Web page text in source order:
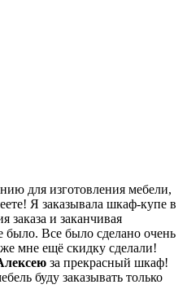
для изготовления мебели,
Я заказывала шкаф-купе в
заказа и заканчивая
Все было сделано очень
мне ещё скидку сделали!
за прекрасный шкаф!
буду заказывать только